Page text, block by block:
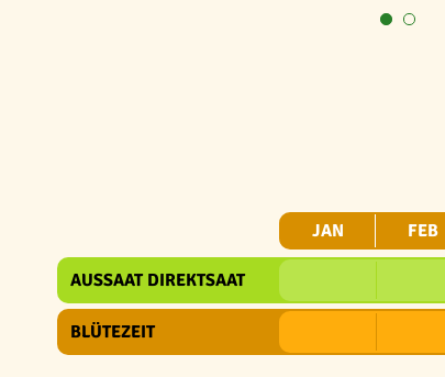
JAN FEB
AUSSAAT DIREKTSAAT
BLÜTEZEIT